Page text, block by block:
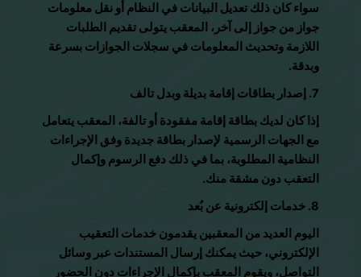
سواء كان ذلك تعديل البيانات في النظام أو نقل معلومات
جواز من جواز إلى آخر، المعقب يتولى تقديم الطلبات
اللازمة وتحديث المعلومات في سجلات الجوازات بسرعة
وبدقة.
7. إصدار بطاقات إقامة بديلة وبدل تالف
إذا كان لديك بطاقة إقامة مفقودة أو تالفة، المعقب يتعامل
مع الجهات الرسمية لإصدار بطاقة جديدة وفق الإجراءات
النظامية المطلوبة، بما في ذلك دفع الرسوم وإكمال
التعقب دون مشقة منك.
8. خدمات إلكترونية عن بُعد
اليوم العديد من المعقبين يقدمون خدمات التعقيب
الإلكتروني، حيث يمكنك إرسال المستندات عبر وسائل
التواصل، ويقوم المعقب بإكمال الإجراءات دون الحضور